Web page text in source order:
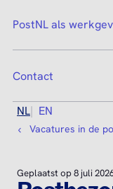
PostNL als
Contact
NL EN
Vacatures in de